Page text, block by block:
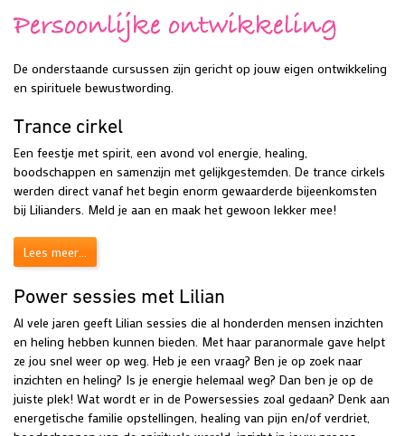
Persoonlijke ontwikkeling
De onderstaande cursussen zijn gericht op jouw eigen ontwikkeling
en spirituele bewustwording.
Trance cirkel
Een feestje met spirit, een avond vol energie, healing,
boodschappen en samenzijn met gelijkgestemden. De trance cirkels
werden direct vanaf het begin enorm gewaarderde bijeenkomsten
bij Lilianders. Meld je aan en maak het gewoon lekker mee!
Lees meer...
Power sessies met Lilian
Al vele jaren geeft Lilian sessies die al honderden mensen inzichten
en heling hebben kunnen bieden. Met haar paranormale gave helpt
ze jou snel weer op weg. Heb je een vraag? Ben je op zoek naar
inzichten en heling? Is je energie helemaal weg? Dan ben je op de
juiste plek! Wat wordt er in de Powersessies zoal gedaan? Denk aan
energetische familie opstellingen, healing van pijn en/of verdriet,